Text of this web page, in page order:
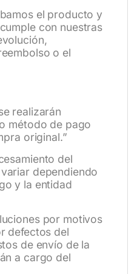
el producto y
con nuestras
o el
realizarán
método de pago
original.”
del
dependiendo
y la entidad
por motivos
defectos del
de envío de la
a cargo del